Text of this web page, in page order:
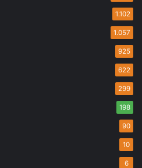
1.102
1.057
925
622
299
198
90
10
6